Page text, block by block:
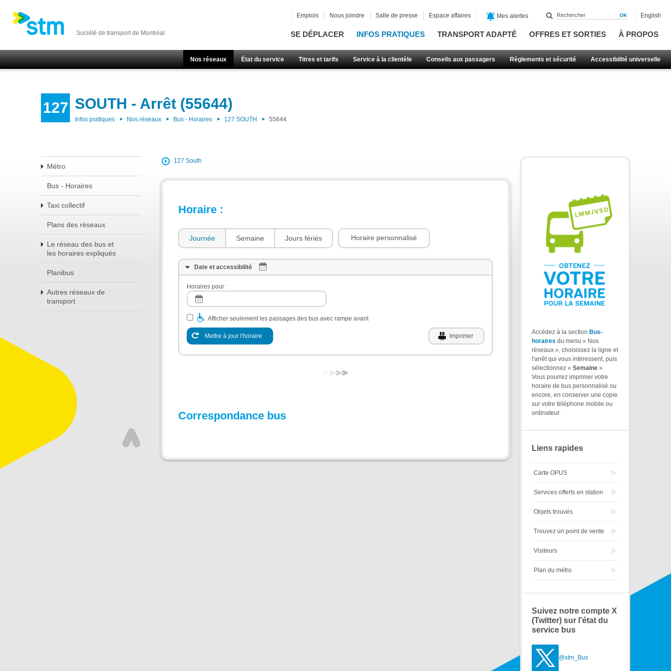
Société de transport de Montréal SE DÉPLACER INFOS PRATIQUES TRANSPORT ADAPTÉ OFFRES ET SORTIES À PROPOS
Nos réseaux État du service Titres et tarifs Service à la clientèle Conseils aux passagers Règlements et sécurité Accessibilité universelle
Emplois Nous joindre Salle de presse Espace affaires Mes alertes English
127 SOUTH - Arrêt (55644)
Infos pratiques Nos réseaux Bus - Horaires 127 SOUTH 55644
Métro
Bus - Horaires
Taxi collectif
Plans des réseaux
Le réseau des bus et
les horaires expliqués
Planibus
Autres réseaux de
transport
127 South
Horaire :
Journée Semaine Jours fériés Horaire personnalisé
Date et accessibilité
Horaires pour :
Afficher seulement les passages des bus avec rampe avant
Mettre à jour l'horaire Imprimer
Correspondance bus
Accédez à la section Bus-
horaires du menu « Nos
réseaux », choisissez la ligne et
l'arrêt qui vous intéressent, puis
sélectionnez « Semaine ».
Vous pourrez imprimer votre
horaire de bus personnalisé ou
encore, en conserver une copie
sur votre téléphone mobile ou
ordinateur.
Liens rapides
Carte OPUS
Services offerts en station
Objets trouvés
Trouvez un point de vente
Visiteurs
Plan du métro
Suivez notre compte X
(Twitter) sur l'état du
service bus
@stm_Bus